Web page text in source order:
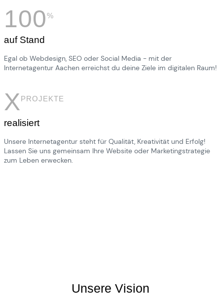
100%
auf Stand
Egal ob Webdesign, SEO oder Social Media - mit der
Internetagentur Aachen erreichst du deine Ziele im digitalen Raum!
X PROJEKTE
realisiert
Unsere Internetagentur steht für Qualität, Kreativität und Erfolg!
Lassen Sie uns gemeinsam Ihre Website oder Marketingstrategie
zum Leben erwecken.
Unsere Vision